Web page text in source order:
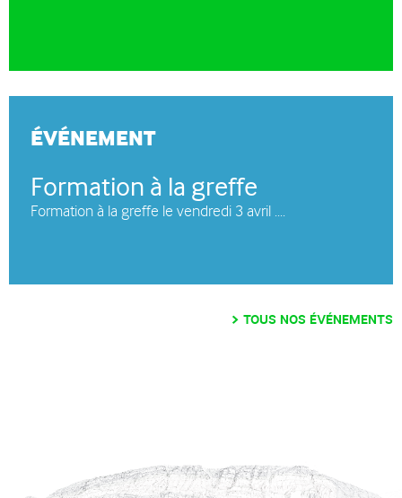
ÉVÉNEMENT
Formation à la greffe
Formation à la greffe le vendredi 3 avril ....
TOUS NOS ÉVÉNEMENTS